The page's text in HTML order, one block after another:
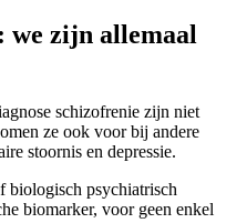
we zijn allemaal
schizofrenie zijn niet
ze ook voor bij andere
stoornis en depressie.
biologisch psychiatrisch
biomarker, voor geen enkel